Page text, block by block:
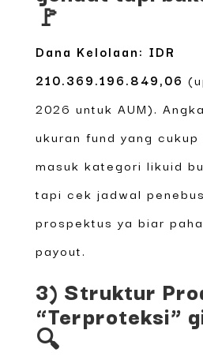
🚩
Dana Kelolaan: IDR
210.369.196.849,06
2026 untuk AUM).
ukuran fund yang
masuk kategori likuid
tapi cek jadwal
prospektus ya biar
payout.
3) Struktur
“Terproteksi”
🔍